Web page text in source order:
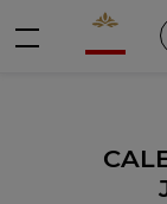
Valrhona -